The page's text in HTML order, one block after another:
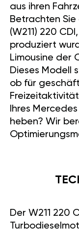
aus ihren
Betrachten Sie
(W211) 220
produziert
Limousine der
Dieses Modell
ob für
Ihres
heben? Wir
Der W211 220